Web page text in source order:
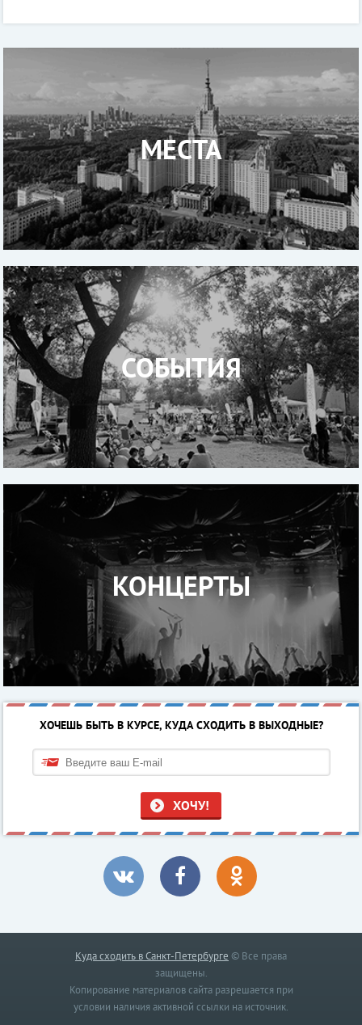
важную информацию в удобном формате на нескольки
МЕСТА
СОБЫТИЯ
КОНЦЕРТЫ
ХОЧЕШЬ БЫТЬ В КУРСЕ, КУДА СХОДИТЬ В ВЫХОДНЫЕ?
ХОЧУ!
Куда сходить в Санкт-Петербурге © Все права
защищены.
Копирование материалов сайта разрешается при
условии наличия активной ссылки на источник.